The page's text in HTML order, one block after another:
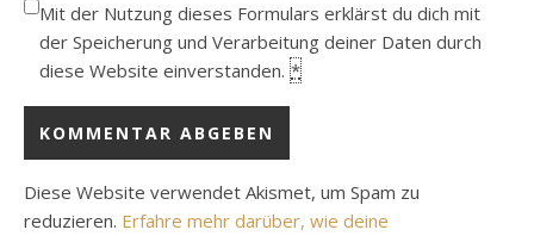
Mit der Nutzung dieses Formulars erklärst du dich mit
der Speicherung und Verarbeitung deiner Daten durch
diese Website einverstanden. *
Diese Website verwendet Akismet, um Spam zu
reduzieren. Erfahre mehr darüber, wie deine